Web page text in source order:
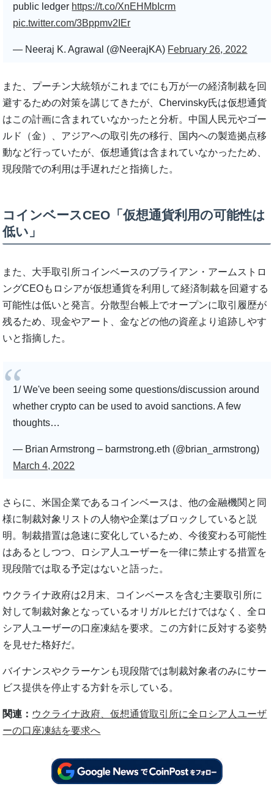
public ledger https://t.co/XnEHMbIcrm
pic.twitter.com/3Bppmv2IEr
— Neeraj K. Agrawal (@NeerajKA) February 26, 2022
また、プーチン大統領がこれまでにも万が一の経済制裁を回
避するための対策を講じてきたが、Chervinsky氏は仮想通貨
はこの計画に含まれていなかったと分析。中国人民元やゴー
ルド（金）、アジアへの取引先の移行、国内への製造拠点移
動など行っていたが、仮想通貨は含まれていなかったため、
現段階での利用は手遅れだと指摘した。
コインベースCEO「仮想通貨利用の可能性は
低い」
また、大手取引所コインベースのブライアン・アームストロ
ングCEOもロシアが仮想通貨を利用して経済制裁を回避する
可能性は低いと発言。分散型台帳上でオープンに取引履歴が
残るため、現金やアート、金などの他の資産より追跡しやす
いと指摘した。
1/ We've been seeing some questions/discussion around
whether crypto can be used to avoid sanctions. A few
thoughts…
— Brian Armstrong – barmstrong.eth (@brian_armstrong)
March 4, 2022
さらに、米国企業であるコインベースは、他の金融機関と同
様に制裁対象リストの人物や企業はブロックしていると説
明。制裁措置は急速に変化しているため、今後変わる可能性
はあるとしつつ、ロシア人ユーザーを一律に禁止する措置を
現段階では取る予定はないと語った。
ウクライナ政府は2月末、コインベースを含む主要取引所に
対して制裁対象となっているオリガルヒだけではなく、全ロ
シア人ユーザーの口座凍結を要求。この方針に反対する姿勢
を見せた格好だ。
バイナンスやクラーケンも現段階では制裁対象者のみにサー
ビス提供を停止する方針を示している。
関連： ウクライナ政府、仮想通貨取引所に全ロシア人ユーザ
ーの口座凍結を要求へ